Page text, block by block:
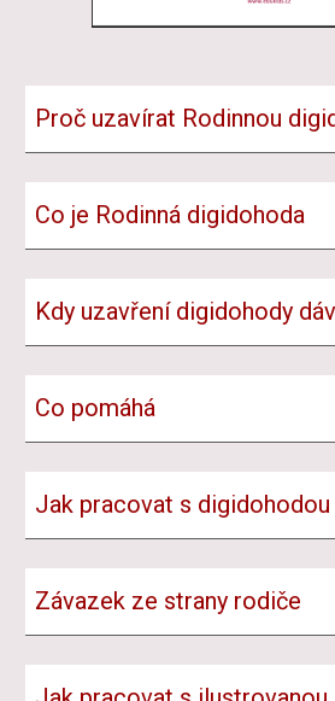
Proč uzavírat Rodinnou
Co je Rodinná digidohoda
Kdy uzavření digidohody
Co pomáhá
Jak pracovat s digidohodou
Závazek ze strany rodiče